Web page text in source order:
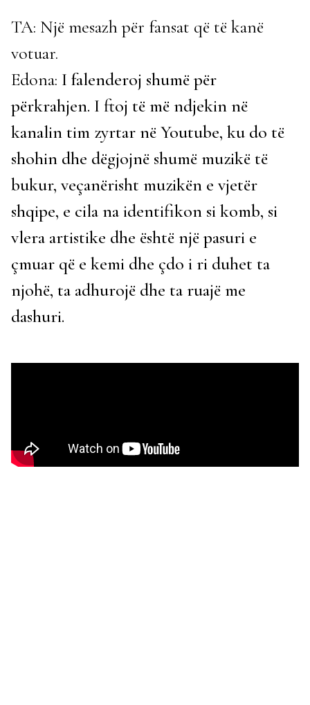
TA: Një mesazh për fansat që të kanë
votuar.
Edona: I falenderoj shumë për
përkrahjen. I ftoj të më ndjekin në
kanalin tim zyrtar në Youtube, ku do të
shohin dhe dëgjojnë shumë muzikë të
bukur, veçanërisht muzikën e vjetër
shqipe, e cila na identifikon si komb, si
vlera artistike dhe është një pasuri e
çmuar që e kemi dhe çdo i ri duhet ta
njohë, ta adhurojë dhe ta ruajë me
dashuri.